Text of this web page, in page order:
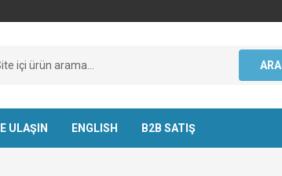
ARA
ULAŞIN ENGLISH B2B SATIŞ